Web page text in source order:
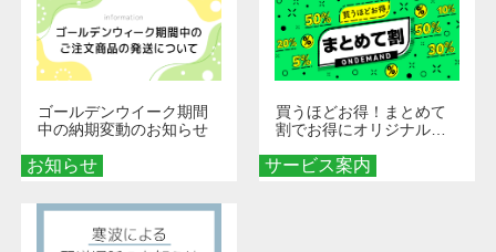
お知らせ
ゴールデンウイーク期間
中の納期変動のお知らせ
サービス案内
買うほどお得！まとめて
割でお得にオリジナルグ